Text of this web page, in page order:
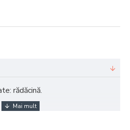
rădăcină.